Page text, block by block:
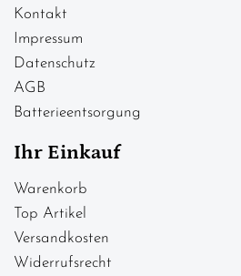
Kontakt
Impressum
Datenschutz
AGB
Batterieentsorgung
Ihr Einkauf
Warenkorb
Top Artikel
Versandkosten
Widerrufsrecht